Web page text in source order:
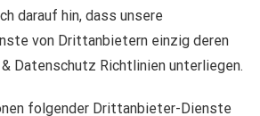
darauf hin, dass unsere
von Drittanbietern einzig deren
Datenschutz Richtlinien unterliegen.
folgender Drittanbieter-Dienste